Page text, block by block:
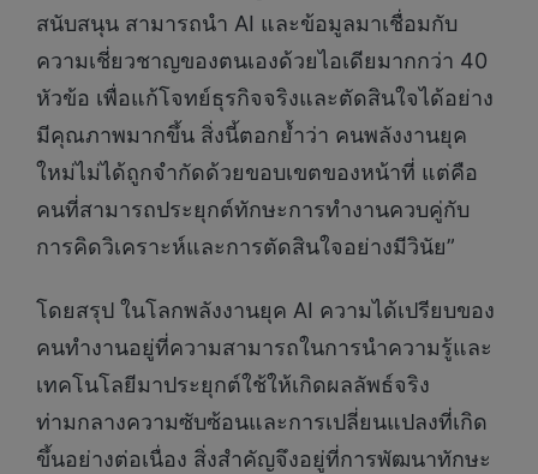
สนับสนุน สามารถนำ AI และข้อมูลมาเชื่อมกับ
ความเชี่ยวชาญของตนเองด้วยไอเดียมากกว่า 40
หัวข้อ เพื่อแก้โจทย์ธุรกิจจริงและตัดสินใจได้อย่าง
มีคุณภาพมากขึ้น สิ่งนี้ตอกย้ำว่า คนพลังงานยุค
ใหม่ไม่ได้ถูกจำกัดด้วยขอบเขตของหน้าที่ แต่คือ
คนที่สามารถประยุกต์ทักษะการทำงานควบคู่กับ
การคิดวิเคราะห์และการตัดสินใจอย่างมีวินัย”
โดยสรุป ในโลกพลังงานยุค AI ความได้เปรียบของ
คนทำงานอยู่ที่ความสามารถในการนำความรู้และ
เทคโนโลยีมาประยุกต์ใช้ให้เกิดผลลัพธ์จริง
ท่ามกลางความซับซ้อนและการเปลี่ยนแปลงที่เกิด
ขึ้นอย่างต่อเนื่อง สิ่งสำคัญจึงอยู่ที่การพัฒนาทักษะ